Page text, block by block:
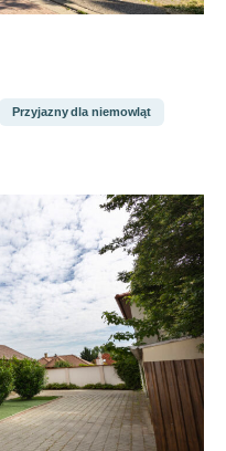
Przyjazny dla niemowląt